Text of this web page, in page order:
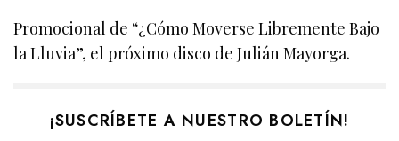
Promocional de “¿Cómo Moverse Libremente Bajo
la Lluvia”, el próximo disco de Julián Mayorga.
¡SUSCRÍBETE A NUESTRO BOLETÍN!